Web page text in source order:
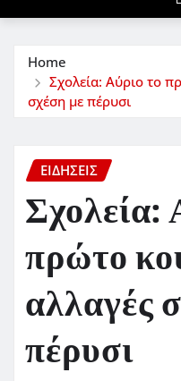
Home
Σχολεία: Αύριο το
σχέση με πέρυσι
ΕΙΔΗΣΕΙΣ
Σχολεία:
πρώτο
αλλαγές
πέρυσι